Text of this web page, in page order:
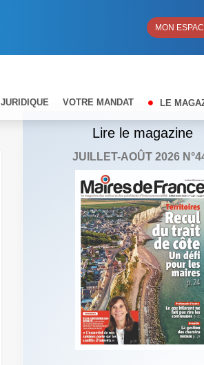
MON
JURIDIQUE VOTRE MANDAT LE
Lire le magazine
JUILLET-AOÛT 2026